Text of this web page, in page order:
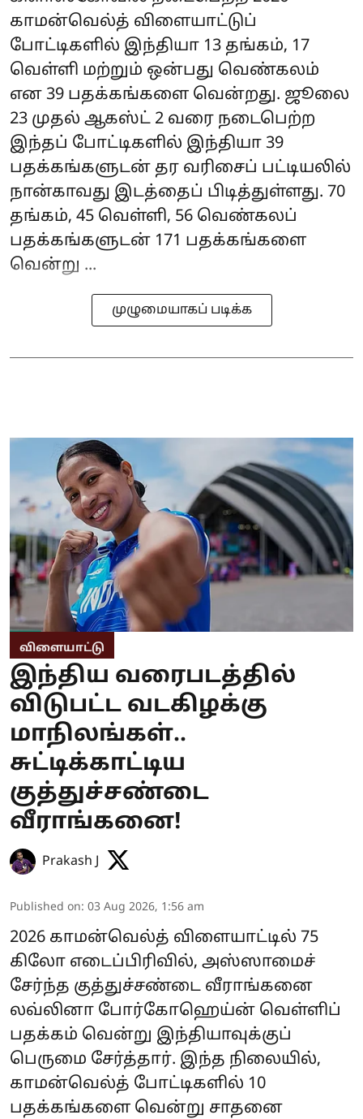
காமன்வெல்த் விளையாட்டுப்
போட்டிகளில் இந்தியா 13 தங்கம், 17
வெள்ளி மற்றும் ஒன்பது வெண்கலம்
என 39 பதக்கங்களை வென்றது. ஜூலை
23 முதல் ஆகஸ்ட் 2 வரை நடைபெற்ற
இந்தப் போட்டிகளில் இந்தியா 39
பதக்கங்களுடன் தர வரிசைப் பட்டியலில்
நான்காவது இடத்தைப் பிடித்துள்ளது. 70
தங்கம், 45 வெள்ளி, 56 வெண்கலப்
பதக்கங்களுடன் 171 பதக்கங்களை
வென்று ...
முழுமையாகப் படிக்க
விளையாட்டு
இந்திய வரைபடத்தில்
விடுபட்ட வடகிழக்கு
மாநிலங்கள்..
சுட்டிக்காட்டிய
குத்துச்சண்டை
வீராங்கனை!
Prakash J
Published on: 03 Aug 2026, 1:56 am
2026 காமன்வெல்த் விளையாட்டில் 75
கிலோ எடைப்பிரிவில், அஸ்ஸாமைச்
சேர்ந்த குத்துச்சண்டை வீராங்கனை
லவ்லினா போர்கோஹெய்ன் வெள்ளிப்
பதக்கம் வென்று இந்தியாவுக்குப்
பெருமை சேர்த்தார். இந்த நிலையில்,
காமன்வெல்த் போட்டிகளில் 10
பதக்கங்களை வென்று சாதனை